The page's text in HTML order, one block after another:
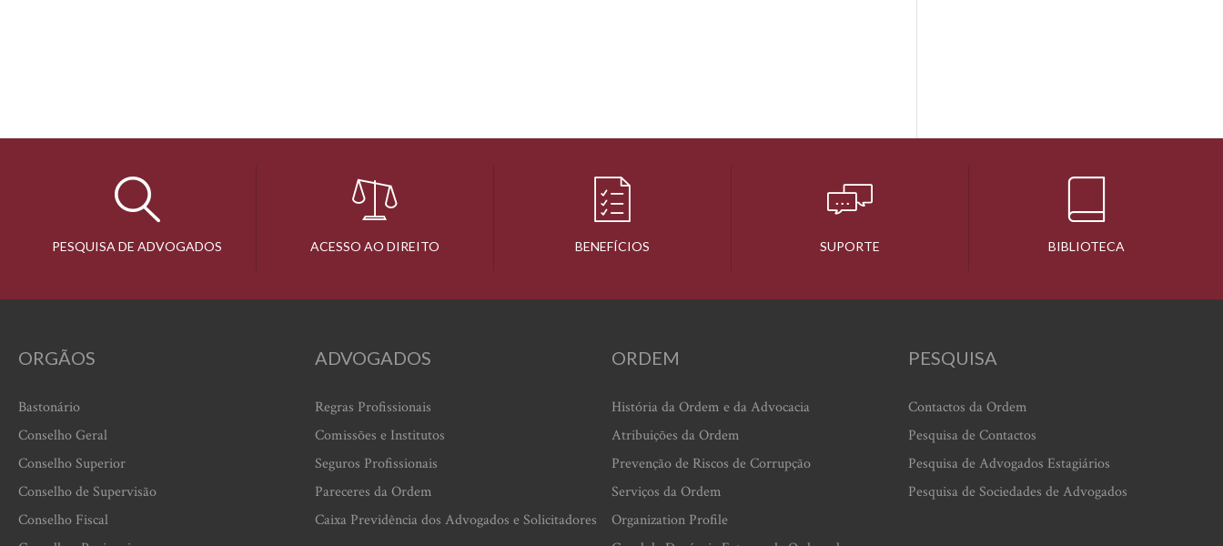
PESQUISA DE ADVOGADOS ACESSO AO DIREITO BENEFÍCIOS SUPORTE BIBLIOTECA
ORGÃOS
Bastonário
Conselho Geral
Conselho Superior
Conselho de Supervisão
Conselho Fiscal
ADVOGADOS
Regras Profissionais
Comissões e Institutos
Seguros Profissionais
Pareceres da Ordem
Caixa Previdência dos Advogados e Solicitadores
ORDEM
História da Ordem e da Advocacia
Atribuições da Ordem
Prevenção de Riscos de Corrupção
Serviços da Ordem
Organization Profile
PESQUISA
Contactos da Ordem
Pesquisa de Contactos
Pesquisa de Advogados Estagiários
Pesquisa de Sociedades de Advogados